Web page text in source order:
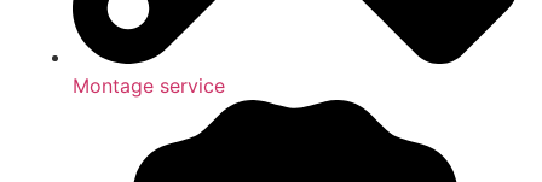
Montage service